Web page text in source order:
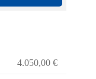
4.050,00 €